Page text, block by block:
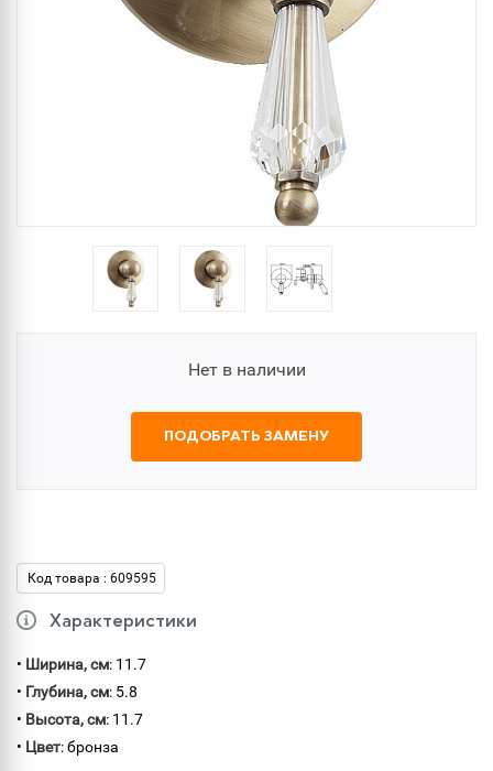
Нет в наличии
ПОДОБРАТЬ ЗАМЕНУ
Код товара : 609595
Характеристики
• Ширина, см: 11.7
• Глубина, см: 5.8
• Высота, см: 11.7
• Цвет: бронза